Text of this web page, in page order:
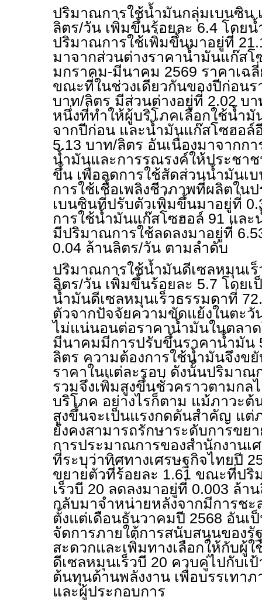
ปริมาณการใช้น้ำมันกลุ่มเบนซิน
ลิตร/วัน เพิ่มขึ้นร้อยละ 6.4 โดย
ปริมาณการใช้เพิ่มขึ้นมาอยู่ที่
มาจากส่วนต่างราคาน้ำมันแก๊สโ
มกราคม-มีนาคม 2569 ราคาเฉ
ขณะที่ในช่วงเดียวกันของปีก่อนร
บาท/ลิตร มีส่วนต่างอยู่ที่ 2.02 บ
หนึ่งที่ทำให้ผู้บริโภคเลือกใช้น้ำ
จากปีก่อน และน้ำมันแก๊สโซฮอล์
5.13 บาท/ลิตร อันเนื่องมาจากก
น้ำมันและการรณรงค์ให้ประชา
ขึ้น เพื่อลดการใช้สัดส่วนน้ำมันเ
การใช้เชื้อเพลิงชีวภาพที่ผลิตใน
เบนซินที่ปรับตัวเพิ่มขึ้นมาอยู่ที่
การใช้น้ำมันแก๊สโซฮอล์ 91 แล
มีปริมาณการใช้ลดลงมาอยู่ที่
0.04 ล้านลิตร/วัน ตามลำดับ
ปริมาณการใช้น้ำมันดีเซลหมุนเร็
ลิตร/วัน เพิ่มขึ้นร้อยละ 5.7 โดยเ
น้ำมันดีเซลหมุนเร็วธรรมดาที่
ตัวจากปัจจัยความขัดแย้งในตะวั
ไม่แน่นอนต่อราคาน้ำมันในตลาด
มีนาคมมีการปรับขึ้นราคาน้ำมัน
ลิตร ความต้องการใช้น้ำมันจึงข
ราคาในแต่ละรอบ ดังนั้นปริมาณ
รวมจึงเพิ่มสูงขึ้นชั่วคราวตามกล
บริโภค อย่างไรก็ตาม แม้ภาวะ
สูงขึ้นจะเป็นแรงกดดันสำคัญ แต่
ยังคงสามารถรักษาระดับการขย
การประมาณการของสำนักงานเ
ที่ระบุว่าทิศทางเศรษฐกิจไทยปี
ขยายตัวที่ร้อยละ 1.61 ขณะที่ป
เร็วบี 20 ลดลงมาอยู่ที่ 0.003 ล้า
กลับมาจำหน่ายหลังจากมีการชะ
ตั้งแต่เดือนธันวาคมปี 2568 อันเ
จัดการภายใต้การสนับสนุนของรั
สะดวกและเพิ่มทางเลือกให้กับผู้
ดีเซลหมุนเร็วบี 20 ควบคู่ไปกับเ
ต้นทุนด้านพลังงาน เพื่อบรรเทา
และผู้ประกอบการ